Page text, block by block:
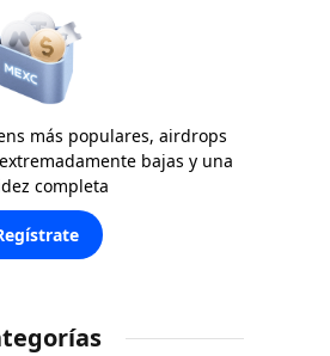
más populares, airdrops
bajas y una
completa